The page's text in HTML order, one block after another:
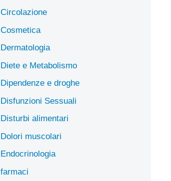
Circolazione
Cosmetica
Dermatologia
Diete e Metabolismo
Dipendenze e droghe
Disfunzioni Sessuali
Disturbi alimentari
Dolori muscolari
Endocrinologia
farmaci